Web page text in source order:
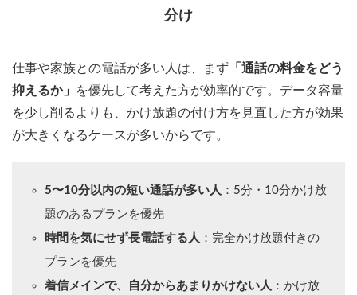
分け
仕事や家族との電話が多い人は、まず 「通話の料金をどう
抑えるか」
を優先して考えた方が効率的です。データ容量
を少し削るよりも、かけ放題の付け方を見直した方が効果
が大きくなるケースが多いからです。
5〜10分以内の短い通話が多い人 ：5分・10分かけ放
題のあるプランを優先
時間を気にせず長電話する人 ：完全かけ放題付きの
プランを優先
着信メインで、自分からあまりかけない人 ：かけ放